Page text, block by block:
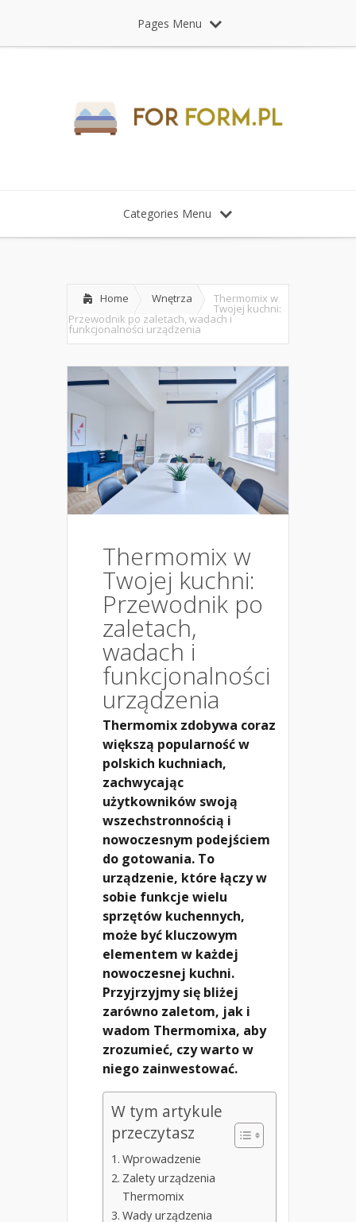
Pages Menu
Categories Menu
Home Wnętrza Thermomix w
Twojej kuchni:
Przewodnik po zaletach, wadach i
funkcjonalności urządzenia
Thermomix w
Twojej kuchni:
Przewodnik po
zaletach,
wadach i
funkcjonalności
urządzenia
Thermomix zdobywa coraz
większą popularność w
polskich kuchniach,
zachwycając
użytkowników swoją
wszechstronnością i
nowoczesnym podejściem
do gotowania. To
urządzenie, które łączy w
sobie funkcje wielu
sprzętów kuchennych,
może być kluczowym
elementem w każdej
nowoczesnej kuchni.
Przyjrzyjmy się bliżej
zarówno zaletom, jak i
wadom Thermomixa, aby
zrozumieć, czy warto w
niego zainwestować.
W tym artykule
przeczytasz
Wprowadzenie
Zalety urządzenia
Thermomix
Wady urządzenia